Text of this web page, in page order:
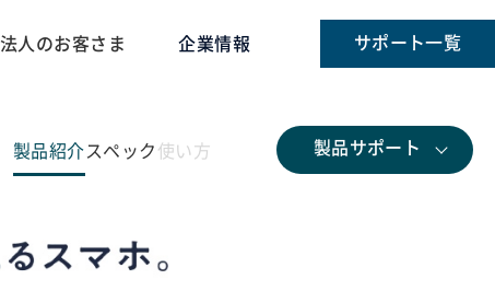
法人のお客さま 企業情報 サポート一覧
製品紹介スペック 使い方 製品サポート